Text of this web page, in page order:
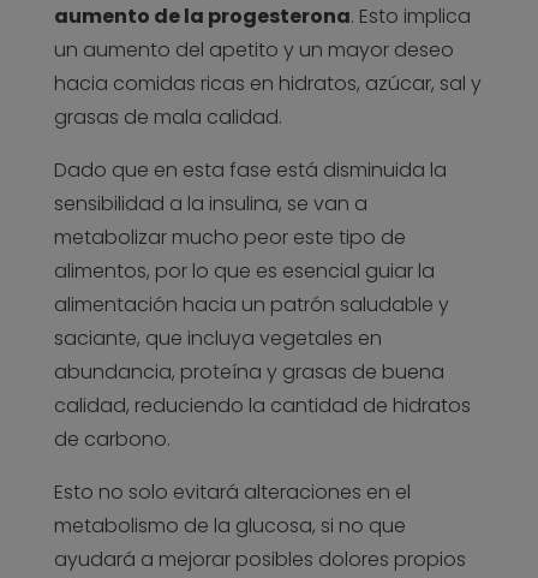
aumento de la progesterona. Esto implica
un aumento del apetito y un mayor deseo
hacia comidas ricas en hidratos, azúcar, sal y
grasas de mala calidad.
Dado que en esta fase está disminuida la
sensibilidad a la insulina, se van a
metabolizar mucho peor este tipo de
alimentos, por lo que es esencial guiar la
alimentación hacia un patrón saludable y
saciante, que incluya vegetales en
abundancia, proteína y grasas de buena
calidad, reduciendo la cantidad de hidratos
de carbono.
Esto no solo evitará alteraciones en el
metabolismo de la glucosa, si no que
ayudará a mejorar posibles dolores propios